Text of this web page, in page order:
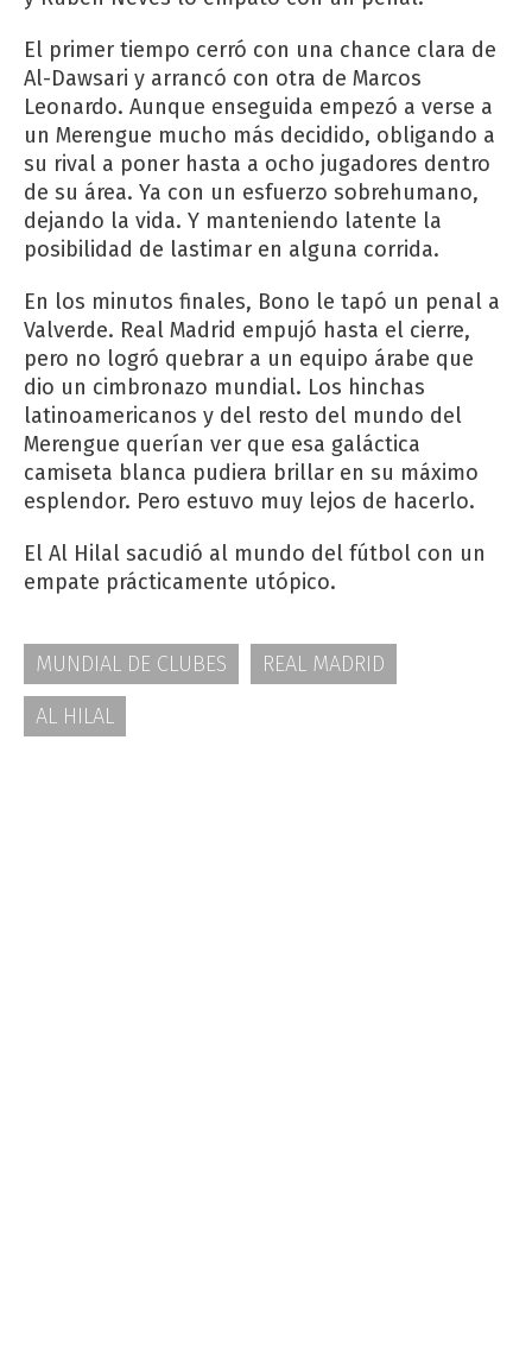
El primer tiempo cerró con una chance clara de
Al-Dawsari y arrancó con otra de Marcos
Leonardo. Aunque enseguida empezó a verse a
un Merengue mucho más decidido, obligando a
su rival a poner hasta a ocho jugadores dentro
de su área. Ya con un esfuerzo sobrehumano,
dejando la vida. Y manteniendo latente la
posibilidad de lastimar en alguna corrida.
En los minutos finales, Bono le tapó un penal a
Valverde. Real Madrid empujó hasta el cierre,
pero no logró quebrar a un equipo árabe que
dio un cimbronazo mundial. Los hinchas
latinoamericanos y del resto del mundo del
Merengue querían ver que esa galáctica
camiseta blanca pudiera brillar en su máximo
esplendor. Pero estuvo muy lejos de hacerlo.
El Al Hilal sacudió al mundo del fútbol con un
empate prácticamente utópico.
MUNDIAL DE CLUBES
REAL MADRID
AL HILAL